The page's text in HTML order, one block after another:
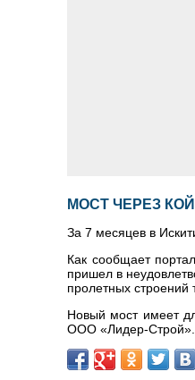
МОСТ ЧЕРЕЗ
За 7 месяцев в
Как сообщает
пришел в
пролетных строений
Новый мост имеет
ООО «Лидер-Строй».